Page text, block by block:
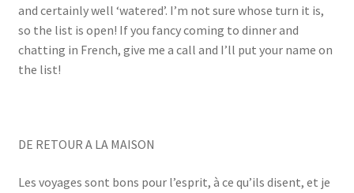
and certainly well ‘watered’. I’m not sure whose turn it is,
so the list is open! If you fancy coming to dinner and
chatting in French, give me a call and I’ll put your name on
the list!
DE RETOUR A LA MAISON
Les voyages sont bons pour l’esprit, à ce qu’ils disent, et je